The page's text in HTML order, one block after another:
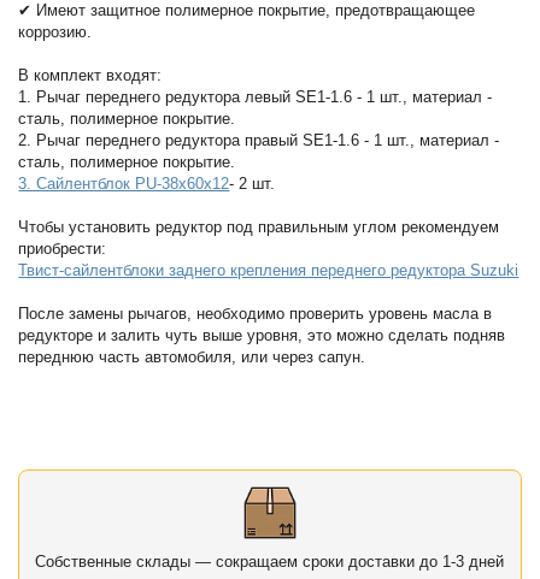
✔ Имеют защитное полимерное покрытие, предотвращающее
коррозию.
В комплект входят:
1. Рычаг переднего редуктора левый SE1-1.6 - 1 шт., материал -
сталь, полимерное покрытие.
2. Рычаг переднего редуктора правый SE1-1.6 - 1 шт., материал -
сталь, полимерное покрытие.
3. Сайлентблок PU-38x60x12- 2 шт.
Чтобы установить редуктор под правильным углом рекомендуем
приобрести:
Твист-сайлентблоки заднего крепления переднего редуктора Suzuki
После замены рычагов, необходимо проверить уровень масла в
редукторе и залить чуть выше уровня, это можно сделать подняв
переднюю часть автомобиля, или через сапун.
Собственные склады — сокращаем сроки доставки до 1-3 дней